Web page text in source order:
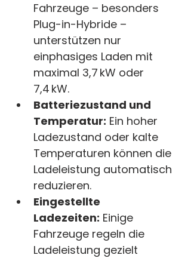
Fahrzeuge – besonders
Plug-in-Hybride –
unterstützen nur
einphasiges Laden mit
maximal 3,7 kW oder
7,4 kW.
Batteriezustand und
Temperatur: Ein hoher
Ladezustand oder kalte
Temperaturen können die
Ladeleistung automatisch
reduzieren.
Eingestellte
Ladezeiten: Einige
Fahrzeuge regeln die
Ladeleistung gezielt